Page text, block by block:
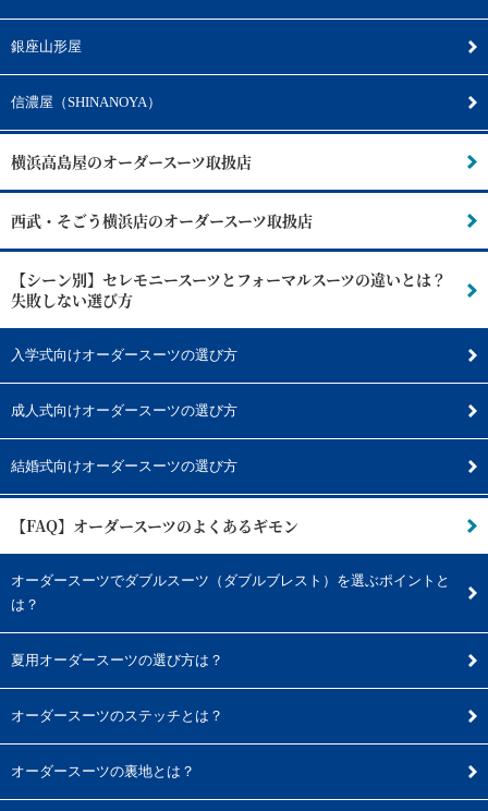
銀座山形屋
信濃屋（SHINANOYA）
横浜高島屋のオーダースーツ取扱店
西武・そごう横浜店のオーダースーツ取扱店
【シーン別】セレモニースーツとフォーマルスーツの違いとは？
失敗しない選び方
入学式向けオーダースーツの選び方
成人式向けオーダースーツの選び方
結婚式向けオーダースーツの選び方
【FAQ】オーダースーツのよくあるギモン
オーダースーツでダブルスーツ（ダブルブレスト）を選ぶポイントと
は？
夏用オーダースーツの選び方は？
オーダースーツのステッチとは？
オーダースーツの裏地とは？